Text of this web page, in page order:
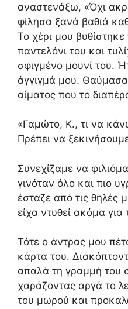
αναστενάξω, «Όχι
φίλησα ξανά βαθιά
Το χέρι μου
παντελόνι του και
σφιγμένο μουνί του.
άγγιγμά μου.
αίματος που το
«Γαμώτο, Κ., τι να
Πρέπει να
Συνεχίζαμε να
γινόταν όλο και πιο
έσταζε από τις θηλές
είχα ντυθεί ακόμα για
Τότε ο άντρας μου
κάρτα του.
απαλά τη γραμμή του
χαράζοντας αργά το
του μωρού και